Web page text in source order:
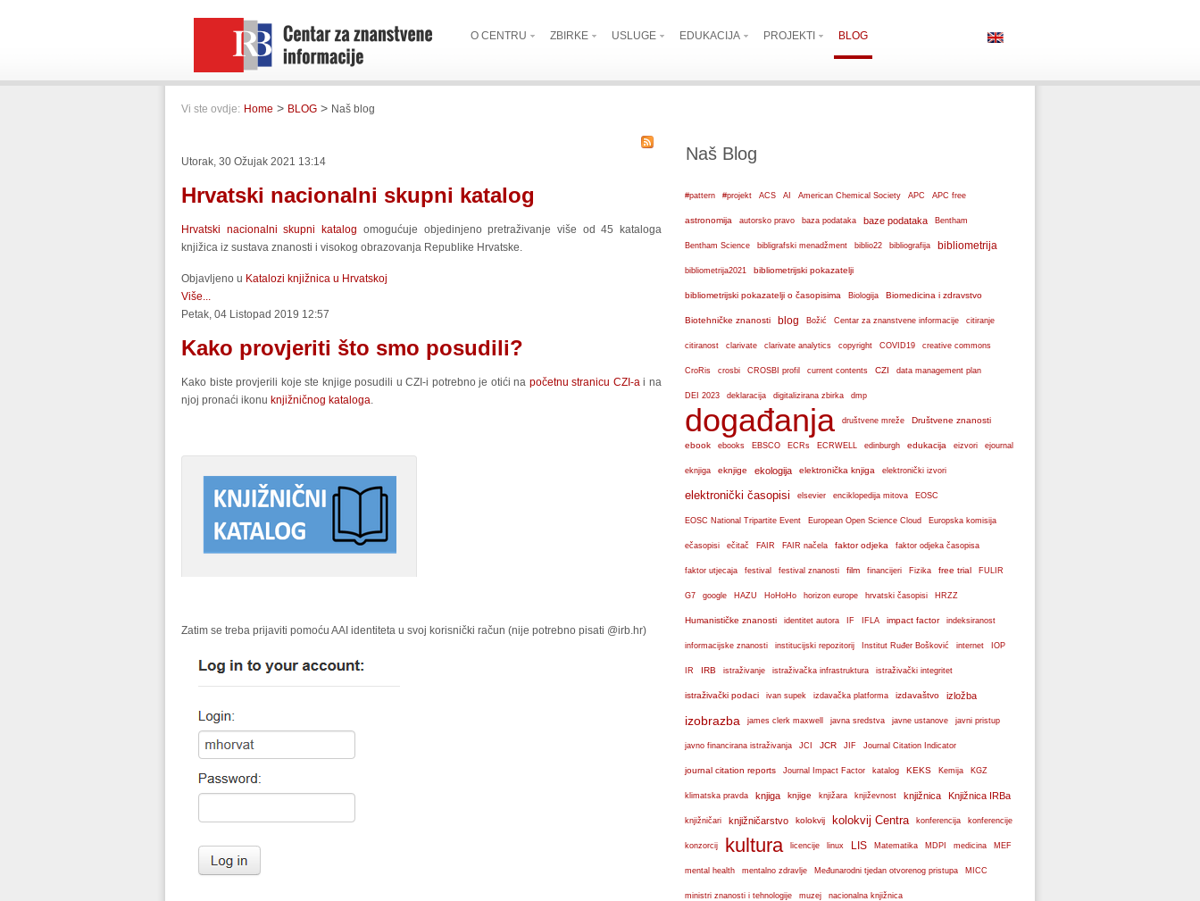
O CENTRU ZBIRKE USLUGE EDUKACIJA PROJEKTI BLOG
Vi ste ovdje: Home > BLOG > Naš blog
Utorak, 30 Ožujak 2021 13:14
Hrvatski nacionalni skupni katalog
Hrvatski nacionalni skupni katalog omogućuje objedinjeno pretraživanje više od 45 kataloga
knjižica iz sustava znanosti i visokog obrazovanja Republike Hrvatske.
Objavljeno u Katalozi knjižnica u Hrvatskoj
Više...
Petak, 04 Listopad 2019 12:57
Kako provjeriti što smo posudili?
Kako biste provjerili koje ste knjige posudili u CZI-i potrebno je otići na početnu stranicu CZI-ai na
njoj pronaći ikonu knjižničnog kataloga.
Zatim se treba prijaviti pomoću AAI identiteta u svoj korisnički račun (nije potrebno pisati @irb.hr)
Naš Blog
#pattern #projekt ACS AI American Chemical Society APC APC free
astronomija autorsko pravo baza podataka baze podataka Bentham
Bentham Science bibligrafski menadžment biblio22 bibliografija bibliometrija
bibliometrija2021 bibliometrijski pokazatelji
bibliometrijski pokazatelji o časopisima Biologija Biomedicina i zdravstvo
Biotehničke znanosti blog Božić Centar za znanstvene informacije citiranje
citiranost clarivate clarivate analytics copyright COVID19 creative commons
CroRis crosbi CROSBI profil current contents CZI data management plan
DEI 2023 deklaracija digitalizirana zbirka dmp
događanja društvene mreže Društvene znanosti
ebook ebooks EBSCO ECRs ECRWELL edinburgh edukacija eizvori ejournal
eknjiga eknjige ekologija elektronička knjiga elektronički izvori
elektronički časopisi elsevier enciklopedija mitova EOSC
EOSC National Tripartite Event European Open Science Cloud Europska komisija
ečasopisi ečitač FAIR FAIR načela faktor odjeka faktor odjeka časopisa
faktor utjecaja festival festival znanosti film financijeri Fizika free trial FULIR
G7 google HAZU HoHoHo horizon europe hrvatski časopisi HRZZ
Humanističke znanosti identitet autora IF IFLA impact factor indeksiranost
informacijske znanosti institucijski repozitorij Institut Ruđer Bošković internet IOP
IR IRB istraživanje istraživačka infrastruktura istraživački integritet
istraživački podaci ivan supek izdavačka platforma izdavaštvo izložba
izobrazba james clerk maxwell javna sredstva javne ustanove javni pristup
javno financirana istraživanja JCI JCR JIF Journal Citation Indicator
journal citation reports Journal Impact Factor katalog KEKS Kemija KGZ
klimatska pravda knjiga knjige knjižara književnost knjižnica Knjižnica IRBa
knjižničari knjižničarstvo kolokvij kolokvij Centra konferencija konferencije
konzorcij kultura licencije linux LIS Matematika MDPI medicina MEF
mental health mentalno zdravlje Međunarodni tjedan otvorenog pristupa MICC
ministri znanosti i tehnologije muzej nacionalna knjižnica